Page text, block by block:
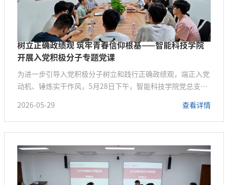
树立正确政绩观 筑牢青春信仰根基——智能科技学院
开展入党积极分子专题党课
为进一步引导入党积极分子树立和践行正确政绩观，端正入党
动机、锤炼实干作风，5月28日下午，智能科技学院党总支组
任、智能科技学院关工委常务副主任施小明教授主讲，学院全
体入党积极分子参加学习。党课结束后，学院党总支书记夏小
华结合青年大学生如何树立和践行正确价值观，与入党积极分
子进行座谈交流。授课过程中，施小明副主任以树立和践行正
确政绩观为核心主题，结...
2026-05-29 查看详情